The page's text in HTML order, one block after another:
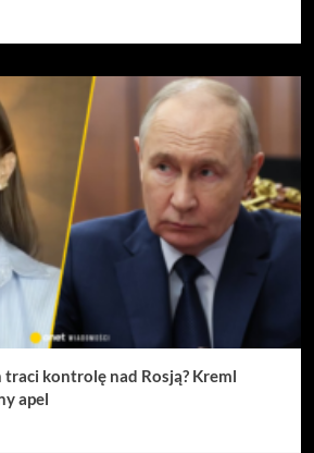
kontrolę nad Rosją? Kreml
apel